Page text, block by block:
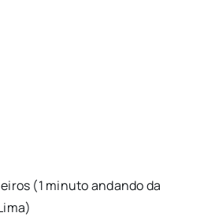
(1 minuto andando da